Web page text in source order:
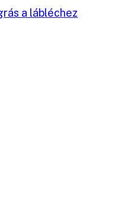
a lábléchez